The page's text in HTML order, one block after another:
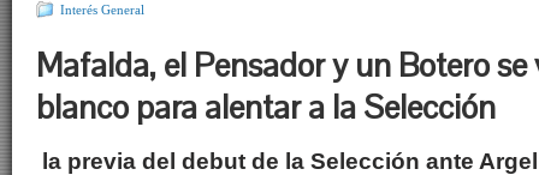
Interés General
Mafalda, el Pensador y un Botero
blanco para alentar a la Selección
la previa del debut de la Selección ante